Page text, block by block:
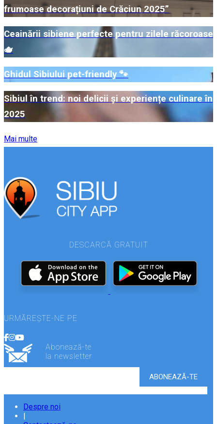
frumoase decorațiuni de Crăciun 2025”
Ceainării sibiene perfecte pentru zilele răcoroase
🫖
Ghidul Sibiului pet-friendly 🐾
Sibiul în trend: noi delicii și experiențe culinare în
2025
Mai multe
DESCARCĂ GRATUIT
URMĂREȘTE-NE PE
Abonează-te
la newsletter
Despre noi
|